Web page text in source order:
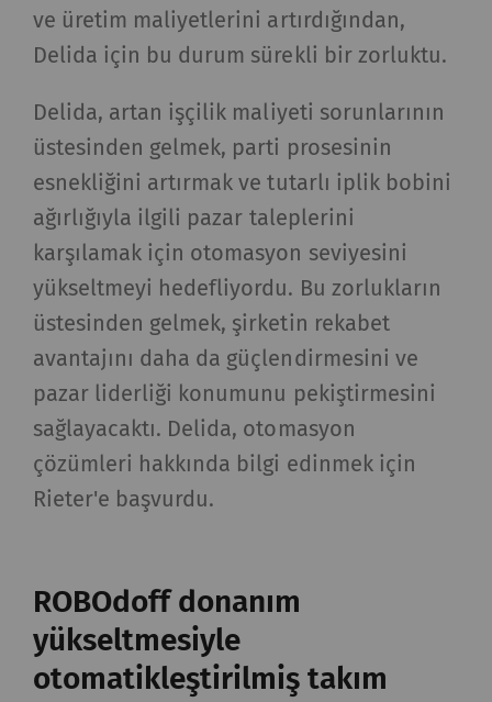
ve üretim maliyetlerini artırdığından,
Delida için bu durum sürekli bir zorluktu.
Delida, artan işçilik maliyeti sorunlarının
üstesinden gelmek, parti prosesinin
esnekliğini artırmak ve tutarlı iplik bobini
ağırlığıyla ilgili pazar taleplerini
karşılamak için otomasyon seviyesini
yükseltmeyi hedefliyordu. Bu zorlukların
üstesinden gelmek, şirketin rekabet
avantajını daha da güçlendirmesini ve
pazar liderliği konumunu pekiştirmesini
sağlayacaktı. Delida, otomasyon
çözümleri hakkında bilgi edinmek için
Rieter'e başvurdu.
ROBOdoff donanım
yükseltmesiyle
otomatikleştirilmiş takım